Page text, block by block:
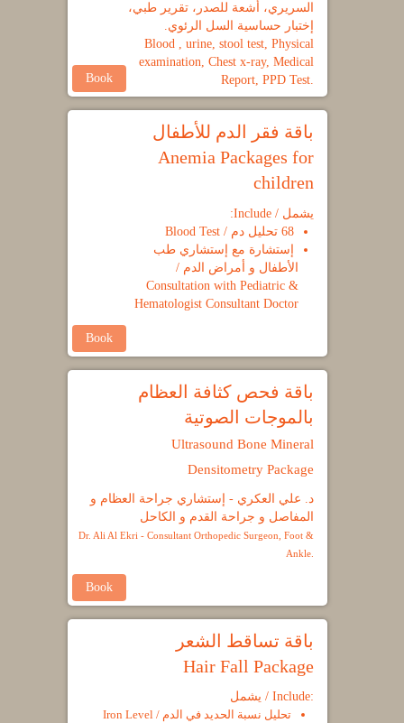
السريري، أشعة للصدر، تقرير طبي،
إختبار حساسية السل الرئوي.
Blood , urine, stool test, Physical
examination, Chest x-ray, Medical
Report, PPD Test.
Book
باقة فقر الدم للأطفال
Anemia Packages for
children
يشمل / Include:
68 تحليل دم / Blood Test
إستشارة مع إستشاري طب
الأطفال و أمراض الدم /
Consultation with Pediatric &
Hematologist Consultant Doctor
Book
باقة فحص كثافة العظام
بالموجات الصوتية
Ultrasound Bone Mineral
Densitometry Package
د. علي العكري - إستشاري جراحة العظام و
المفاصل و جراحة القدم و الكاحل
Dr. Ali Al Ekri - Consultant Orthopedic Surgeon, Foot &
Ankle.
Book
باقة تساقط الشعر
Hair Fall Package
يشمل / Include:
تحليل نسبة الحديد في الدم / Iron Level